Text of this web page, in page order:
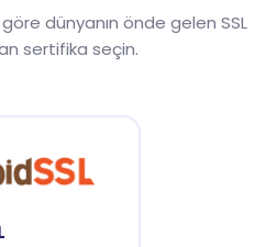
dünyanın önde gelen SSL
sertifika seçin.